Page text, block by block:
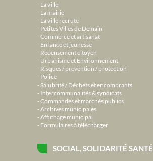
La ville
La mairie
La ville recrute
Petites Villes de Demain
Commerce et artisanat
Enfance et jeunesse
Recensement citoyen
Urbanisme et Environnement
Risques / prévention / protection
Police
Salubrité / Déchets et encombrants
Intercommunalités & syndicats
Commandes et marchés publics
Archives municipales
Affichage municipal
Formulaires à télécharger
SOCIAL, SOLIDARITÉ SANTÉ